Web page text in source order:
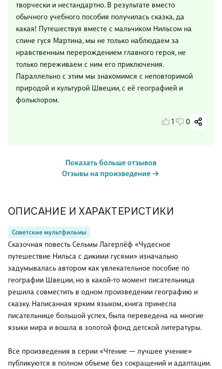
ОПИСАНИЕ И ХАРАКТЕРИСТИКИ
Советские мультфильмы
Сказочная повесть Сельмы Лагерлёф «Чудесное
путешествие Нильса с дикими гусями» изначально
задумывалась автором как увлекательное пособие по
географии Швеции, но в какой-то момент писательница
решила совместить в одном произведении географию и
сказку. Написанная ярким языком, книга принесла
писательнице большой успех, была переведена на многие
языки мира и вошла в золотой фонд детской литературы.
Все произведения в серии «Чтение — лучшее учение»
публикуются в полном объеме без сокращений и адаптации.
творчески и нестандартно. В результате вместо
обычного учебного пособия получилась сказка, да
какая! Путешествуя вместе с мальчиком Нильсом на
спине гуся Мартина, мы не только наблюдаем за
нравственным перерождением главного героя, не
только переживаем с ним его приключения.
Параллельно с этим мы знакомимся с неповторимой
природой и культурой Швеции, с её географией и
фольклором.
1 0
Показать больше отзывов
Отзывы на произведение